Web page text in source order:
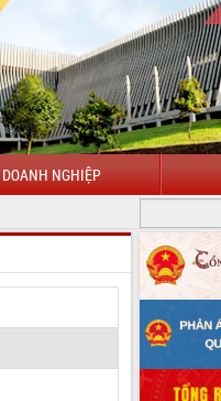
DOANH NGHIỆP